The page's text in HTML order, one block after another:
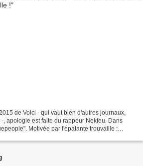
de Voici - qui vaut bien d'autres journaux,
, apologie est faite du rappeur Nekfeu. Dans
Motivée par l'épatante trouvaille :